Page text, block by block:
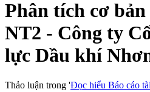
Phân tích cơ
NT2 - Công ty
lực Dầu khí
Thảo luận trong 'Đọc hiểu Báo cáo